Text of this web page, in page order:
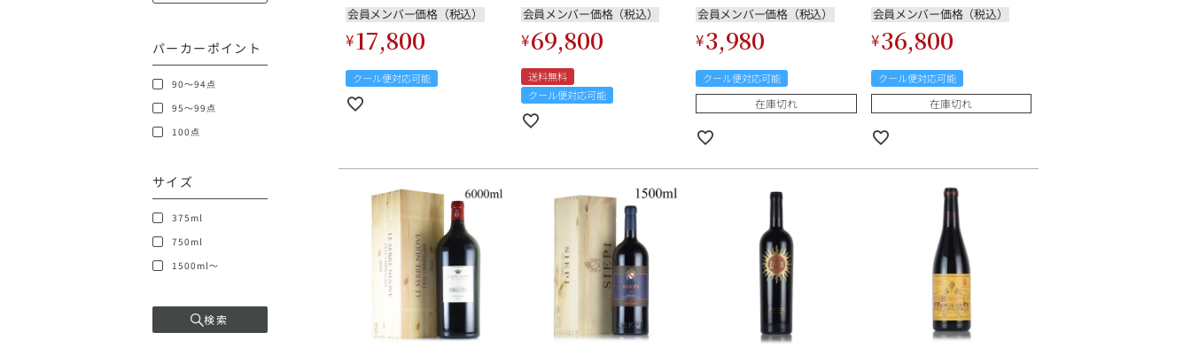
サロン ルイ・ロデレール
オーパス・ワン
スクリーミング・
パーカーポイント
90～94点
95～99点
100点
サイズ
375ml
750ml
1500ml～
検索
会員メンバー価格（税込）
¥17,800
クール便対応可能
会員メンバー価格（税込）
¥69,800
送料無料
クール便対応可能
会員メンバー価格（税込）
¥3,980
クール便対応可能
在庫切れ
会員メンバー価格（税込）
¥36,800
クール便対応可能
在庫切れ